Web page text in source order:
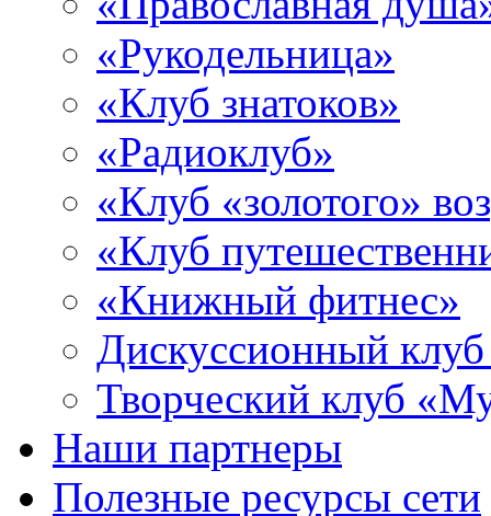
«Рукодельница»
«Клуб знатоков»
«Радиоклуб»
«Клуб «золотого»
«Клуб
«Книжный фитнес»
Дискуссионный
Творческий клуб
Наши партнеры
Полезные ресурсы сети